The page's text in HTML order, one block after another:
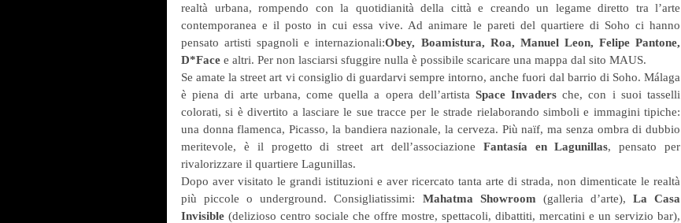
realtà urbana, rompendo con la quotidianità della città e creando un legame diretto tra l’arte
contemporanea e il posto in cui essa vive. Ad animare le pareti del quartiere di Soho ci hanno
pensato artisti spagnoli e internazionali:Obey, Boamistura, Roa, Manuel Leon, Felipe Pantone,
D*Face e altri. Per non lasciarsi sfuggire nulla è possibile scaricare una mappa dal sito MAUS.
Se amate la street art vi consiglio di guardarvi sempre intorno, anche fuori dal barrio di Soho. Málaga
è piena di arte urbana, come quella a opera dell’artista Space Invaders che, con i suoi tasselli
colorati, si è divertito a lasciare le sue tracce per le strade rielaborando simboli e immagini tipiche:
una donna flamenca, Picasso, la bandiera nazionale, la cerveza. Più naïf, ma senza ombra di dubbio
meritevole, è il progetto di street art dell’associazione Fantasía en Lagunillas, pensato per
rivalorizzare il quartiere Lagunillas.
Dopo aver visitato le grandi istituzioni e aver ricercato tanta arte di strada, non dimenticate le realtà
più piccole o underground. Consigliatissimi: Mahatma Showroom (galleria d’arte), La Casa
Invisible (delizioso centro sociale che offre mostre, spettacoli, dibattiti, mercatini e un servizio bar),